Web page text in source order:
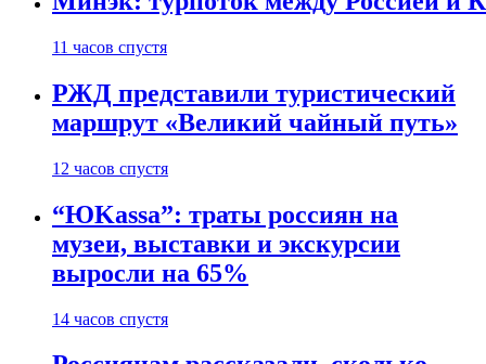
11 часов спустя
РЖД представили туристический
маршрут «Великий чайный путь»
12 часов спустя
“ЮKassa”: траты россиян на
музеи, выставки и экскурсии
выросли на 65%
14 часов спустя